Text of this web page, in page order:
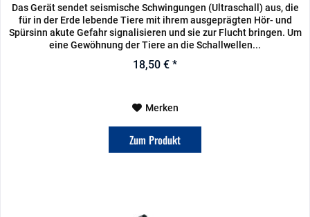
Das Gerät sendet seismische Schwingungen (Ultraschall) aus, die
für in der Erde lebende Tiere mit ihrem ausgeprägten Hör- und
Spürsinn akute Gefahr signalisieren und sie zur Flucht bringen. Um
eine Gewöhnung der Tiere an die Schallwellen...
18,50 € *
Merken
Zum Produkt